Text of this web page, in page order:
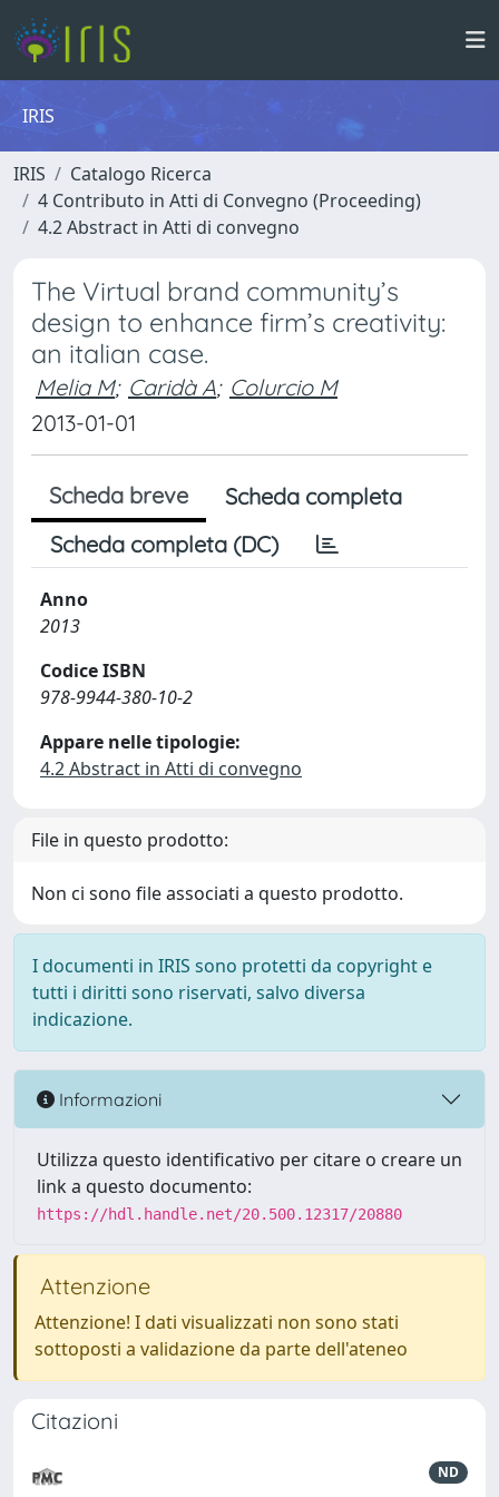
IRIS
IRIS
Catalogo Ricerca
4 Contributo in Atti di Convegno (Proceeding)
4.2 Abstract in Atti di convegno
The Virtual brand community’s
design to enhance firm’s creativity:
an italian case.
Melia M; Caridà A; Colurcio M
2013-01-01
Scheda breve
Scheda completa
Scheda completa (DC)
Anno
2013
Codice ISBN
978-9944-380-10-2
Appare nelle tipologie:
4.2 Abstract in Atti di convegno
File in questo prodotto:
Non ci sono file associati a questo prodotto.
I documenti in IRIS sono protetti da copyright e
tutti i diritti sono riservati, salvo diversa
indicazione.
Informazioni
Utilizza questo identificativo per citare o creare un
link a questo documento:
https://hdl.handle.net/20.500.12317/20880
Attenzione
Attenzione! I dati visualizzati non sono stati
sottoposti a validazione da parte dell'ateneo
Citazioni
ND